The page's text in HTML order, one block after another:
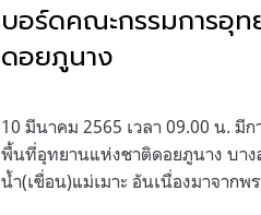
บอร์ดคณะกรรมการอุ
ดอยภูนาง
10 มีนาคม 2565 เวลา 09.00 น. มีก
พื้นที่อุทยานแห่งชาติดอยภูนาง บาง
น้ำ(เขื่อน)แม่เมาะ อันเนื่องมาจากพ